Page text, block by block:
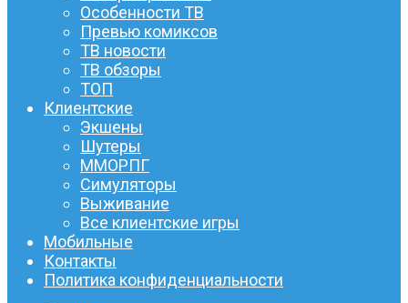
Особенности ТВ
Превью комиксов
ТВ новости
ТВ обзоры
ТОП
Клиентские
Экшены
Шутеры
ММОРПГ
Симуляторы
Выживание
Все клиентские игры
Мобильные
Контакты
Политика конфиденциальности